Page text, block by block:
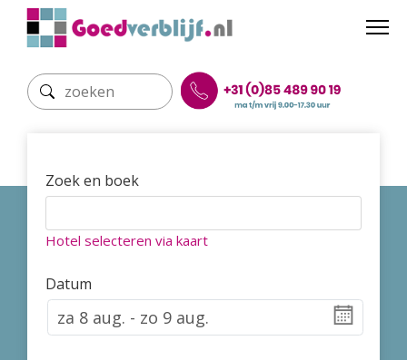
Zoek en boek
Hotel selecteren via kaart
Datum